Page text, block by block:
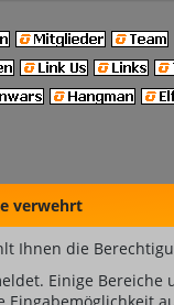
verwehrt
Ihnen die
Einige